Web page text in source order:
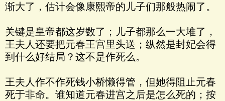
渐大了，估计会像康熙帝的儿子们那般热闹了。
关键是皇帝都这岁数了；儿子都那么一大堆了，
王夫人还要把元春王宫里头送；纵然是封妃会得
到什么好结局？这不是作死么。
王夫人作不作死钱小桥懒得管，但她得阻止元春
死于非命。谁知道元春进宫之后是怎么死的；按